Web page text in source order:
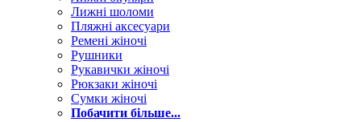
Лижні шоломи
Пляжні аксесуари
Ремені жіночі
Рушники
Рукавички жіночі
Рюкзаки жіночі
Сумки жіночі
Побачити більше...